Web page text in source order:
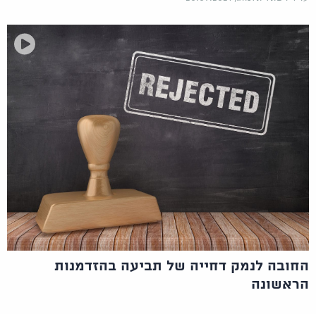
החובה לנמק דחייה של תביעה בהזדמנות
הראשונה